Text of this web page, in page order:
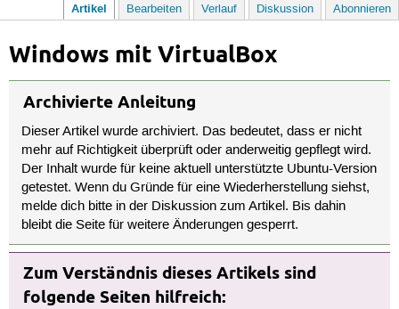
Artikel Bearbeiten Verlauf Diskussion Abonnieren
Windows mit VirtualBox
Archivierte Anleitung
Dieser Artikel wurde archiviert. Das bedeutet, dass er nicht
mehr auf Richtigkeit überprüft oder anderweitig gepflegt wird.
Der Inhalt wurde für keine aktuell unterstützte Ubuntu-Version
getestet. Wenn du Gründe für eine Wiederherstellung siehst,
melde dich bitte in der Diskussion zum Artikel. Bis dahin
bleibt die Seite für weitere Änderungen gesperrt.
Zum Verständnis dieses Artikels sind
folgende Seiten hilfreich: